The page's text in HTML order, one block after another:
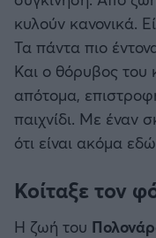
κυλούν κανονικά.
Τα πάντα πιο
Και ο θόρυβος του
απότομα,
παιχνίδι. Με έναν
ότι είναι ακόμα
Κοίταξε τον
Η ζωή του